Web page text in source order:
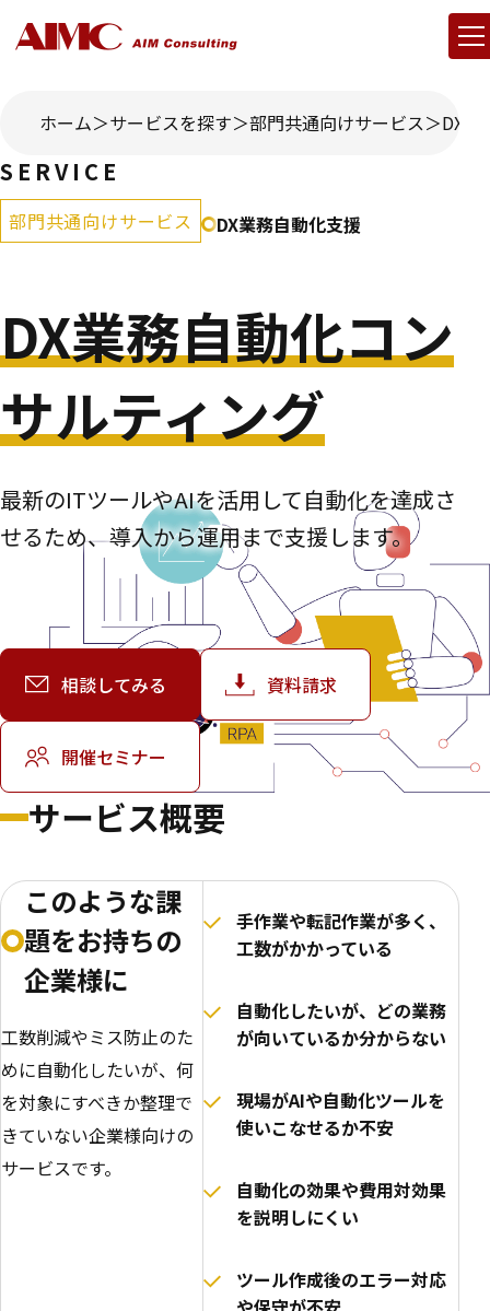
ホーム サービスを探す 部門共通向けサービス DX業
SERVICE
部門共通向けサービス DX業務自動化支援
DX業務自動化コン
サルティング
最新のITツールやAIを活用して自動化を達成さ
せるため、導入から運用まで支援します。
相談してみる 資料請求
開催セミナー
サービス概要
このような課
題をお持ちの
企業様に
工数削減やミス防止のた
めに自動化したいが、何
を対象にすべきか整理で
きていない企業様向けの
サービスです。
手作業や転記作業が多く、
工数がかかっている
自動化したいが、どの業務
が向いているか分からない
現場がAIや自動化ツールを
使いこなせるか不安
自動化の効果や費用対効果
を説明しにくい
ツール作成後のエラー対応